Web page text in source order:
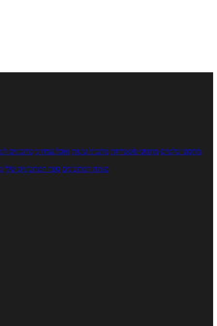
מתכוני סלטים מתכוני פשטידות מתכוני עוגות אוכל צמחוני מתכונים
מנתח המתכונים ספר המתכונים שלי